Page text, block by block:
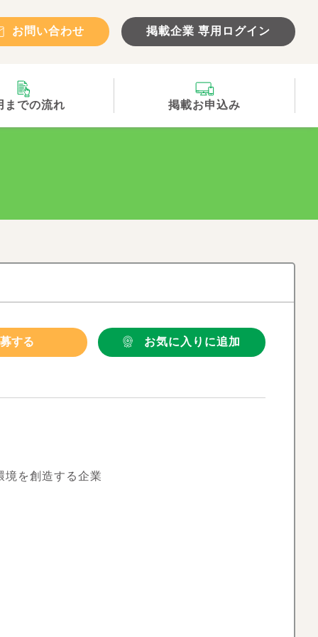
掲載企業 専用ログイン
お問い合わせ
までの流れ 掲載お申込み
する お気に入りに追加
境を創造する企業